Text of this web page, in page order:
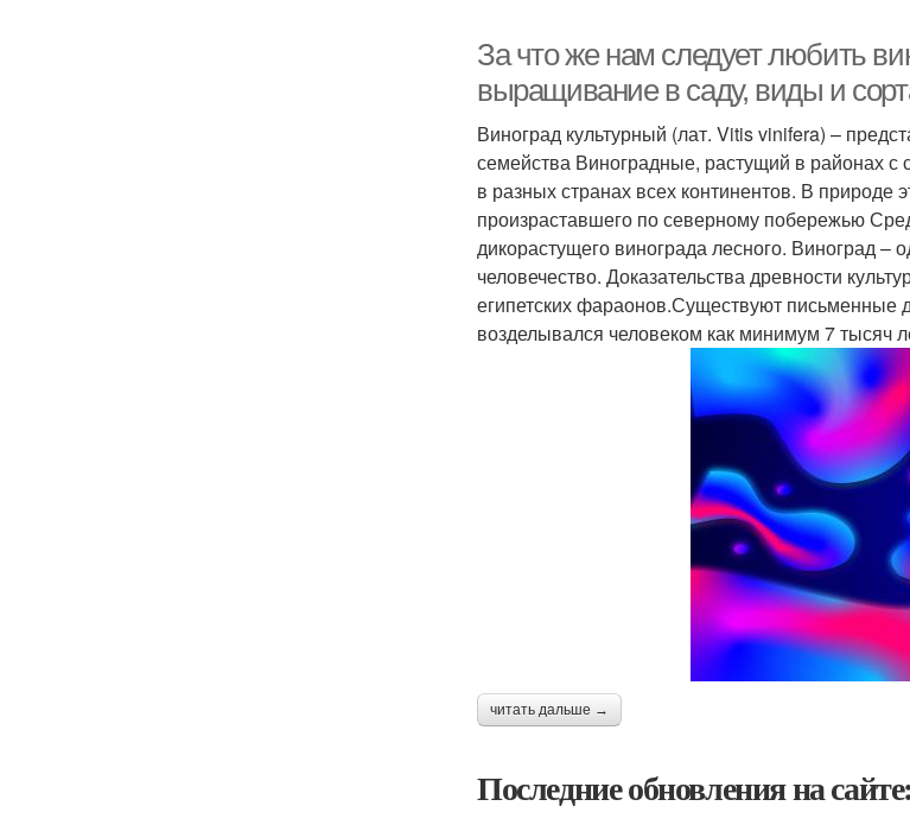
За что же нам следует любить
выращивание в саду, виды и
Виноград культурный (лат. Vitis vinifera) –
семейства Виноградные, растущий в районах
в разных странах всех континентов. В природе
произраставшего по северному побережью
дикорастущего винограда лесного. Виноград –
человечество. Доказательства древности
египетских фараонов.Существуют письменные
возделывался человеком как минимум 7 тысяч
читать дальше →
Последние обновления на сайте: